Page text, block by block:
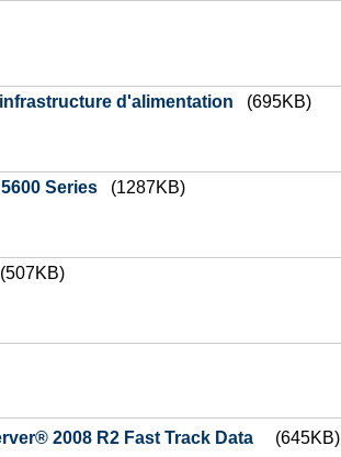
d'alimentation (695KB)
Series (1287KB)
(507KB)
2008 R2 Fast Track Data
(645KB)